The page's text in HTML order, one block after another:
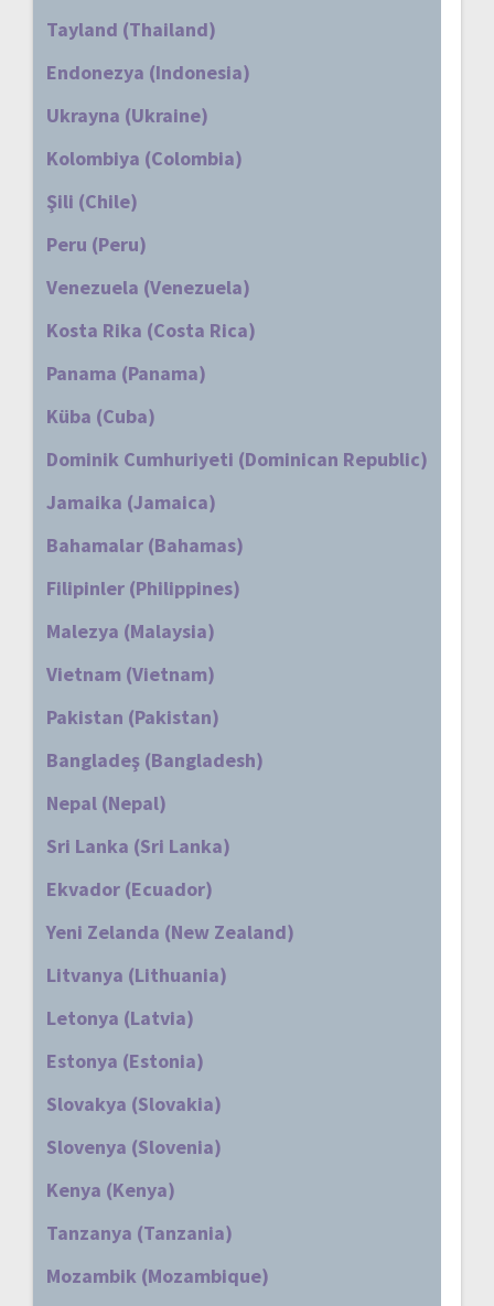
Tayland (Thailand)
Endonezya (Indonesia)
Ukrayna (Ukraine)
Kolombiya (Colombia)
Şili (Chile)
Peru (Peru)
Venezuela (Venezuela)
Kosta Rika (Costa Rica)
Panama (Panama)
Küba (Cuba)
Dominik Cumhuriyeti (Dominican Republic)
Jamaika (Jamaica)
Bahamalar (Bahamas)
Filipinler (Philippines)
Malezya (Malaysia)
Vietnam (Vietnam)
Pakistan (Pakistan)
Bangladeş (Bangladesh)
Nepal (Nepal)
Sri Lanka (Sri Lanka)
Ekvador (Ecuador)
Yeni Zelanda (New Zealand)
Litvanya (Lithuania)
Letonya (Latvia)
Estonya (Estonia)
Slovakya (Slovakia)
Slovenya (Slovenia)
Kenya (Kenya)
Tanzanya (Tanzania)
Mozambik (Mozambique)